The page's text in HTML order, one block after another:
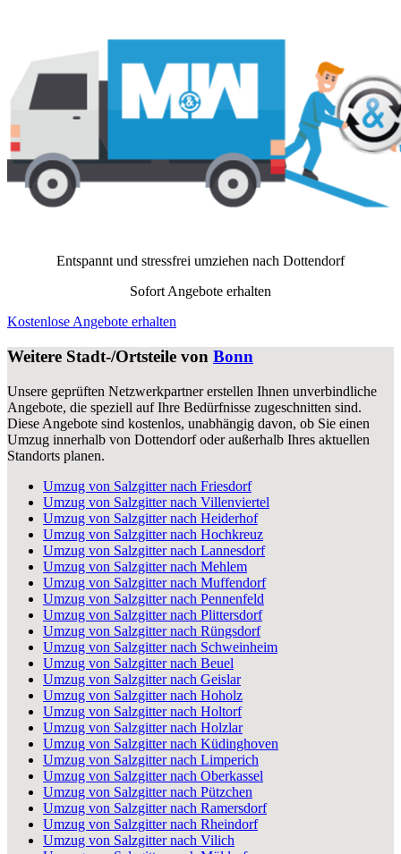
Entspannt und stressfrei umziehen nach Dottendorf
Sofort Angebote erhalten
Kostenlose Angebote erhalten
Weitere Stadt-/Ortsteile von Bonn
Unsere geprüften Netzwerkpartner erstellen Ihnen unverbindliche
Angebote, die speziell auf Ihre Bedürfnisse zugeschnitten sind.
Diese Angebote sind kostenlos, unabhängig davon, ob Sie einen
Umzug innerhalb von Dottendorf oder außerhalb Ihres aktuellen
Standorts planen.
Umzug von Salzgitter nach Friesdorf
Umzug von Salzgitter nach Villenviertel
Umzug von Salzgitter nach Heiderhof
Umzug von Salzgitter nach Hochkreuz
Umzug von Salzgitter nach Lannesdorf
Umzug von Salzgitter nach Mehlem
Umzug von Salzgitter nach Muffendorf
Umzug von Salzgitter nach Pennenfeld
Umzug von Salzgitter nach Plittersdorf
Umzug von Salzgitter nach Rüngsdorf
Umzug von Salzgitter nach Schweinheim
Umzug von Salzgitter nach Beuel
Umzug von Salzgitter nach Geislar
Umzug von Salzgitter nach Hoholz
Umzug von Salzgitter nach Holtorf
Umzug von Salzgitter nach Holzlar
Umzug von Salzgitter nach Küdinghoven
Umzug von Salzgitter nach Limperich
Umzug von Salzgitter nach Oberkassel
Umzug von Salzgitter nach Pützchen
Umzug von Salzgitter nach Ramersdorf
Umzug von Salzgitter nach Rheindorf
Umzug von Salzgitter nach Vilich